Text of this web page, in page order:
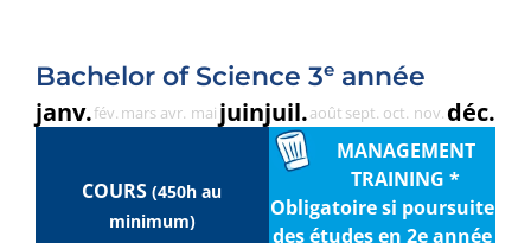
Bachelor of Science 3eannée
janv.fév. mars avr. mai juinjuil.août sept. oct. nov. déc.
COURS(450h au
minimum)
MANAGEMENT
TRAINING *
Obligatoire si poursuite
des études en 2e année